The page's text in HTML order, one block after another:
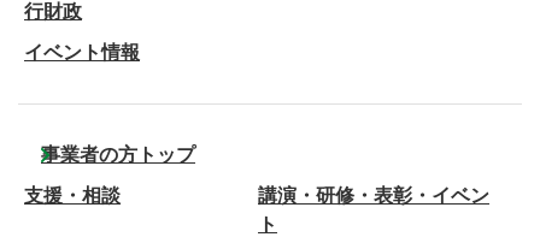
行財政
イベント情報
事業者の方トップ
支援・相談
講演・研修・表彰・イベン
ト